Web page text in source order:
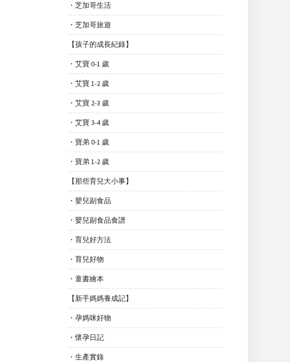
・芝加哥生活
・芝加哥旅遊
【孩子的成長紀錄】
・艾寶 0-1 歲
・艾寶 1-2 歲
・艾寶 2-3 歲
・艾寶 3-4 歲
・寶弟 0-1 歲
・寶弟 1-2 歲
【那些育兒大小事】
・嬰兒副食品
・嬰兒副食品食譜
・育兒好方法
・育兒好物
・童書繪本
【新手媽媽養成記】
・孕媽咪好物
・懷孕日記
・生產實錄